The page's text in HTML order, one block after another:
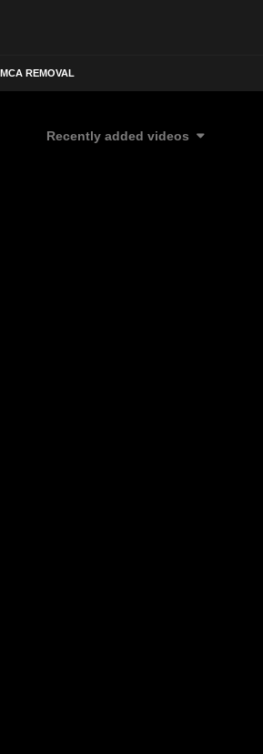
REMOVAL
Recently added videos